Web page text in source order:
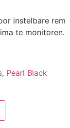
instelbare rem
te monitoren.
, Pearl Black